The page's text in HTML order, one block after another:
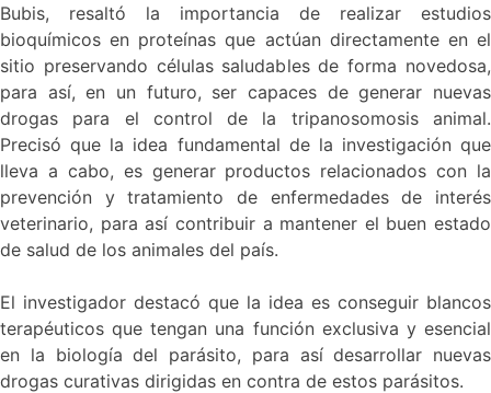
Bubis, resaltó la importancia de realizar estudios
bioquímicos en proteínas que actúan directamente en el
sitio preservando células saludables de forma novedosa,
para así, en un futuro, ser capaces de generar nuevas
drogas para el control de la tripanosomosis animal.
Precisó que la idea fundamental de la investigación que
lleva a cabo, es generar productos relacionados con la
prevención y tratamiento de enfermedades de interés
veterinario, para así contribuir a mantener el buen estado
de salud de los animales del país.
El investigador destacó que la idea es conseguir blancos
terapéuticos que tengan una función exclusiva y esencial
en la biología del parásito, para así desarrollar nuevas
drogas curativas dirigidas en contra de estos parásitos.